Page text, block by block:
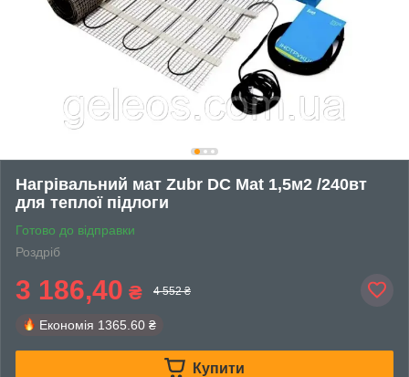
Нагрівальний мат Zubr DC Mat 1,5м2 /240вт
для теплої підлоги
Готово до відправки
Роздріб
3 186,40 ₴ 4 552 ₴
Економія 1365.60 ₴
Купити